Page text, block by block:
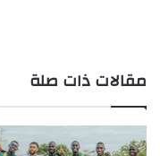
مقالات ذات صلة